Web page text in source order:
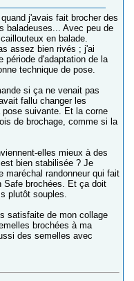
j'avais fait brocher des
baladeuses... Avec peu de
en balade.
assez bien rivés ; j'ai
période d'adaptation de la
technique de pose.
si ça ne venait pas
fallu changer les
suivante. Et la corne
de brochage, comme si la
elles mieux à des
bien stabilisée ? Je
maréchal randonneur qui fait
Safe brochées. Et ça doit
plutôt souples.
satisfaite de mon collage
brochées à ma
des semelles avec